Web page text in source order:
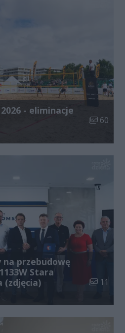
- eliminacje
Liczba
60
na przebudowę
Stara
(zdjęcia)
Liczba
11